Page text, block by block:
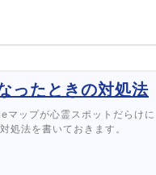
ったときの対処法
ップが心霊スポットだらけに
処法を書いておきます。